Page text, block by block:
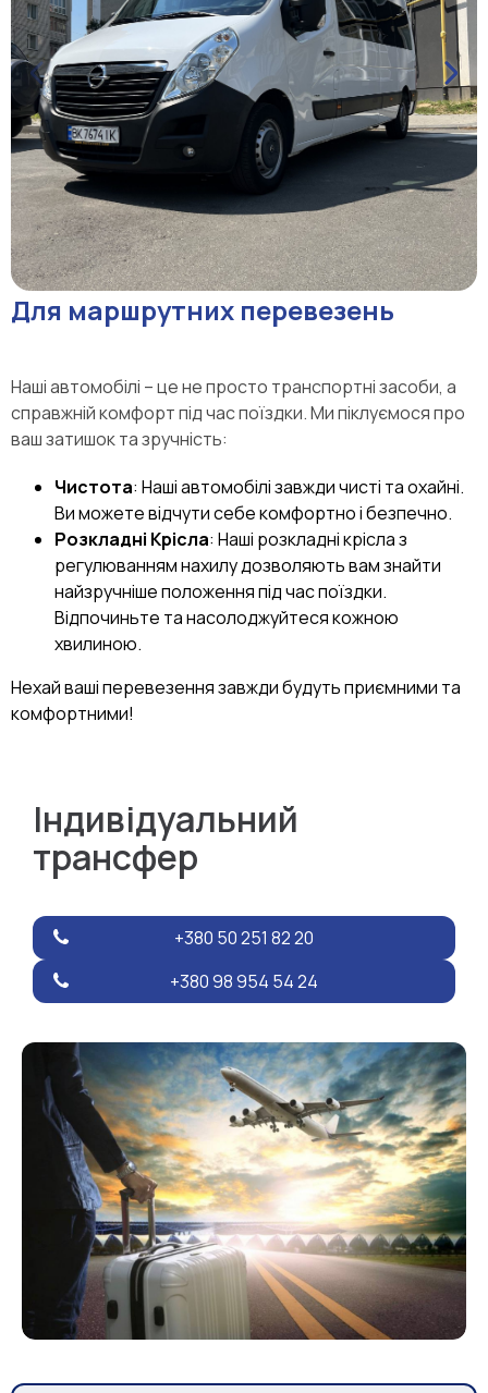
Для маршрутних перевезень
Наші автомобілі – це не просто транспортні засоби, а
справжній комфорт під час поїздки. Ми піклуємося про
ваш затишок та зручність:
Чистота: Наші автомобілі завжди чисті та охайні.
Ви можете відчути себе комфортно і безпечно.
Розкладні Крісла: Наші розкладні крісла з
регулюванням нахилу дозволяють вам знайти
найзручніше положення під час поїздки.
Відпочиньте та насолоджуйтеся кожною
хвилиною.
Нехай ваші перевезення завжди будуть приємними та
комфортними!
Індивідуальний
трансфер
+380 50 251 82 20
+380 98 954 54 24